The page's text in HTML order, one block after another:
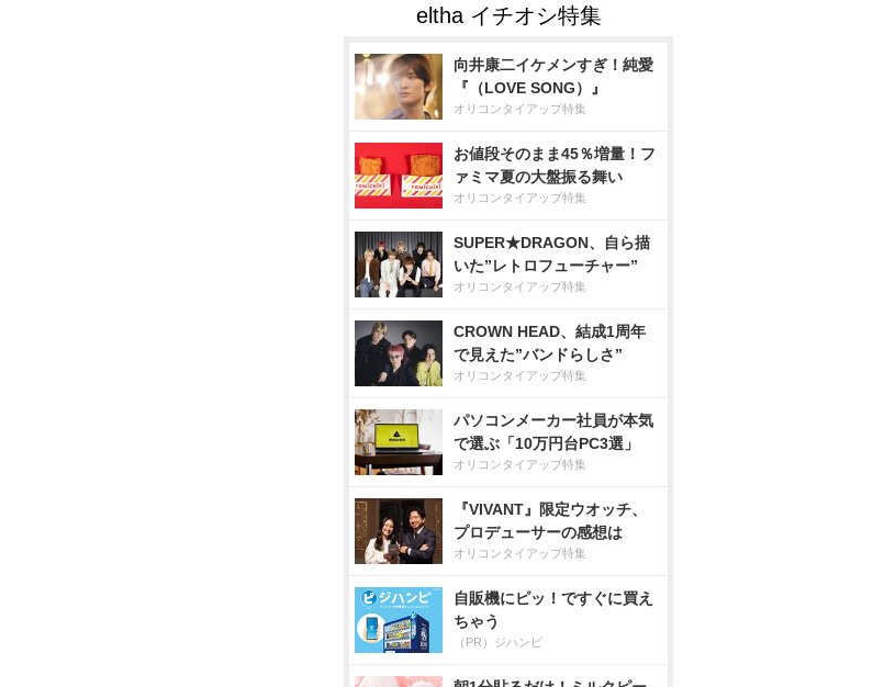
向井康二イケメンすぎ！純愛
『（LOVE SONG）』
オリコンタイアップ特集
お値段そのまま45％増量！フ
ァミマ夏の大盤振る舞い
オリコンタイアップ特集
SUPER★DRAGON、自ら描
いた”レトロフューチャー”
オリコンタイアップ特集
CROWN HEAD、結成1周年
で見えた”バンドらしさ”
オリコンタイアップ特集
パソコンメーカー社員が本気
で選ぶ「10万円台PC3選」
オリコンタイアップ特集
『VIVANT』限定ウオッチ、
プロデューサーの感想は
オリコンタイアップ特集
自販機にピッ！ですぐに買え
ちゃう
（PR）ジハンピ